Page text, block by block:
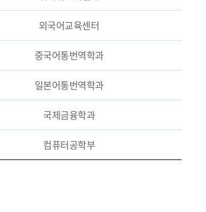
외국어교육센터
중국어통번역학과
일본어통번역학과
국제금융학과
컴퓨터공학부